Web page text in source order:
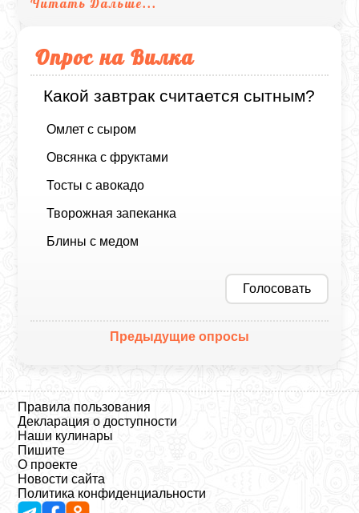
Опрос на Вилка
Какой завтрак считается сытным?
Омлет с сыром
Овсянка с фруктами
Тосты с авокадо
Творожная запеканка
Блины с медом
Голосовать
Предыдущие опросы
Правила пользования
Декларация о доступности
Наши кулинары
Пишите
О проекте
Новости сайта
Политика конфиденциальности